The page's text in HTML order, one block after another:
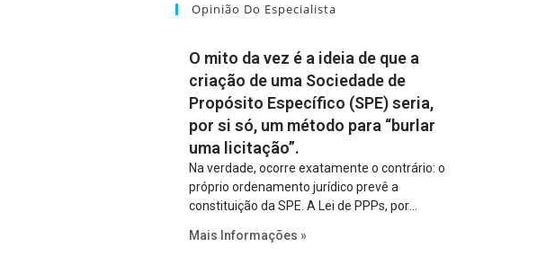
Opinião Do Especialista
O mito da vez é a ideia de que a
criação de uma Sociedade de
Propósito Específico (SPE) seria,
por si só, um método para “burlar
uma licitação”.
Na verdade, ocorre exatamente o contrário: o
próprio ordenamento jurídico prevê a
constituição da SPE. A Lei de PPPs, por
constitua uma SPE para implantar e gerir o
Mais Informações »